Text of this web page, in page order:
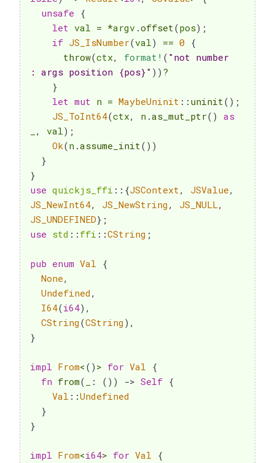
unsafe {
let val = *argv .offset(pos) ;
if JS_IsNumber(val) == 0 {
throw(ctx, format! ( "not number
: args position {pos}" ) ) ?
}
let mut n = MaybeUninit :: uninit( ) ;
JS_ToInt64(ctx, n .as_mut_ptr( ) as
, val) ;
Ok(n .assume_init( ) )
}
}
use quickjs_ffi :: {JSContext, JSValue,
JS_NewInt64, JS_NewString , JS_NULL,
JS_UNDEFINED} ;
use std :: ffi ::CString ;
pub enum Val {
None,
Undefined ,
I64(i64) ,
CString (CString ) ,
}
impl From< ( ) > for Val {
fn from( : ( ) ) -> Self {
Val ::Undefined
}
}
impl From<i64> for Val {